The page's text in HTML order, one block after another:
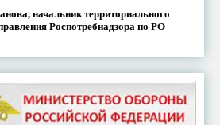
начальник территориального
Роспотребнадзора по РО